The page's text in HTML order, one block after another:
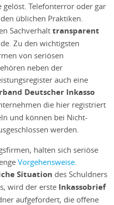
gelöst. Telefonterror oder gar
üblichen Praktiken.
Sachverhalt transparent
Zu den wichtigsten
von seriösen
neben der
auch eine
Deutscher Inkasso
die hier registriert
und können bei Nicht-
werden.
halten sich seriöse
Vorgehensweise
Situation des Schuldners
wird der erste Inkassobrief
aufgefordert, die offene